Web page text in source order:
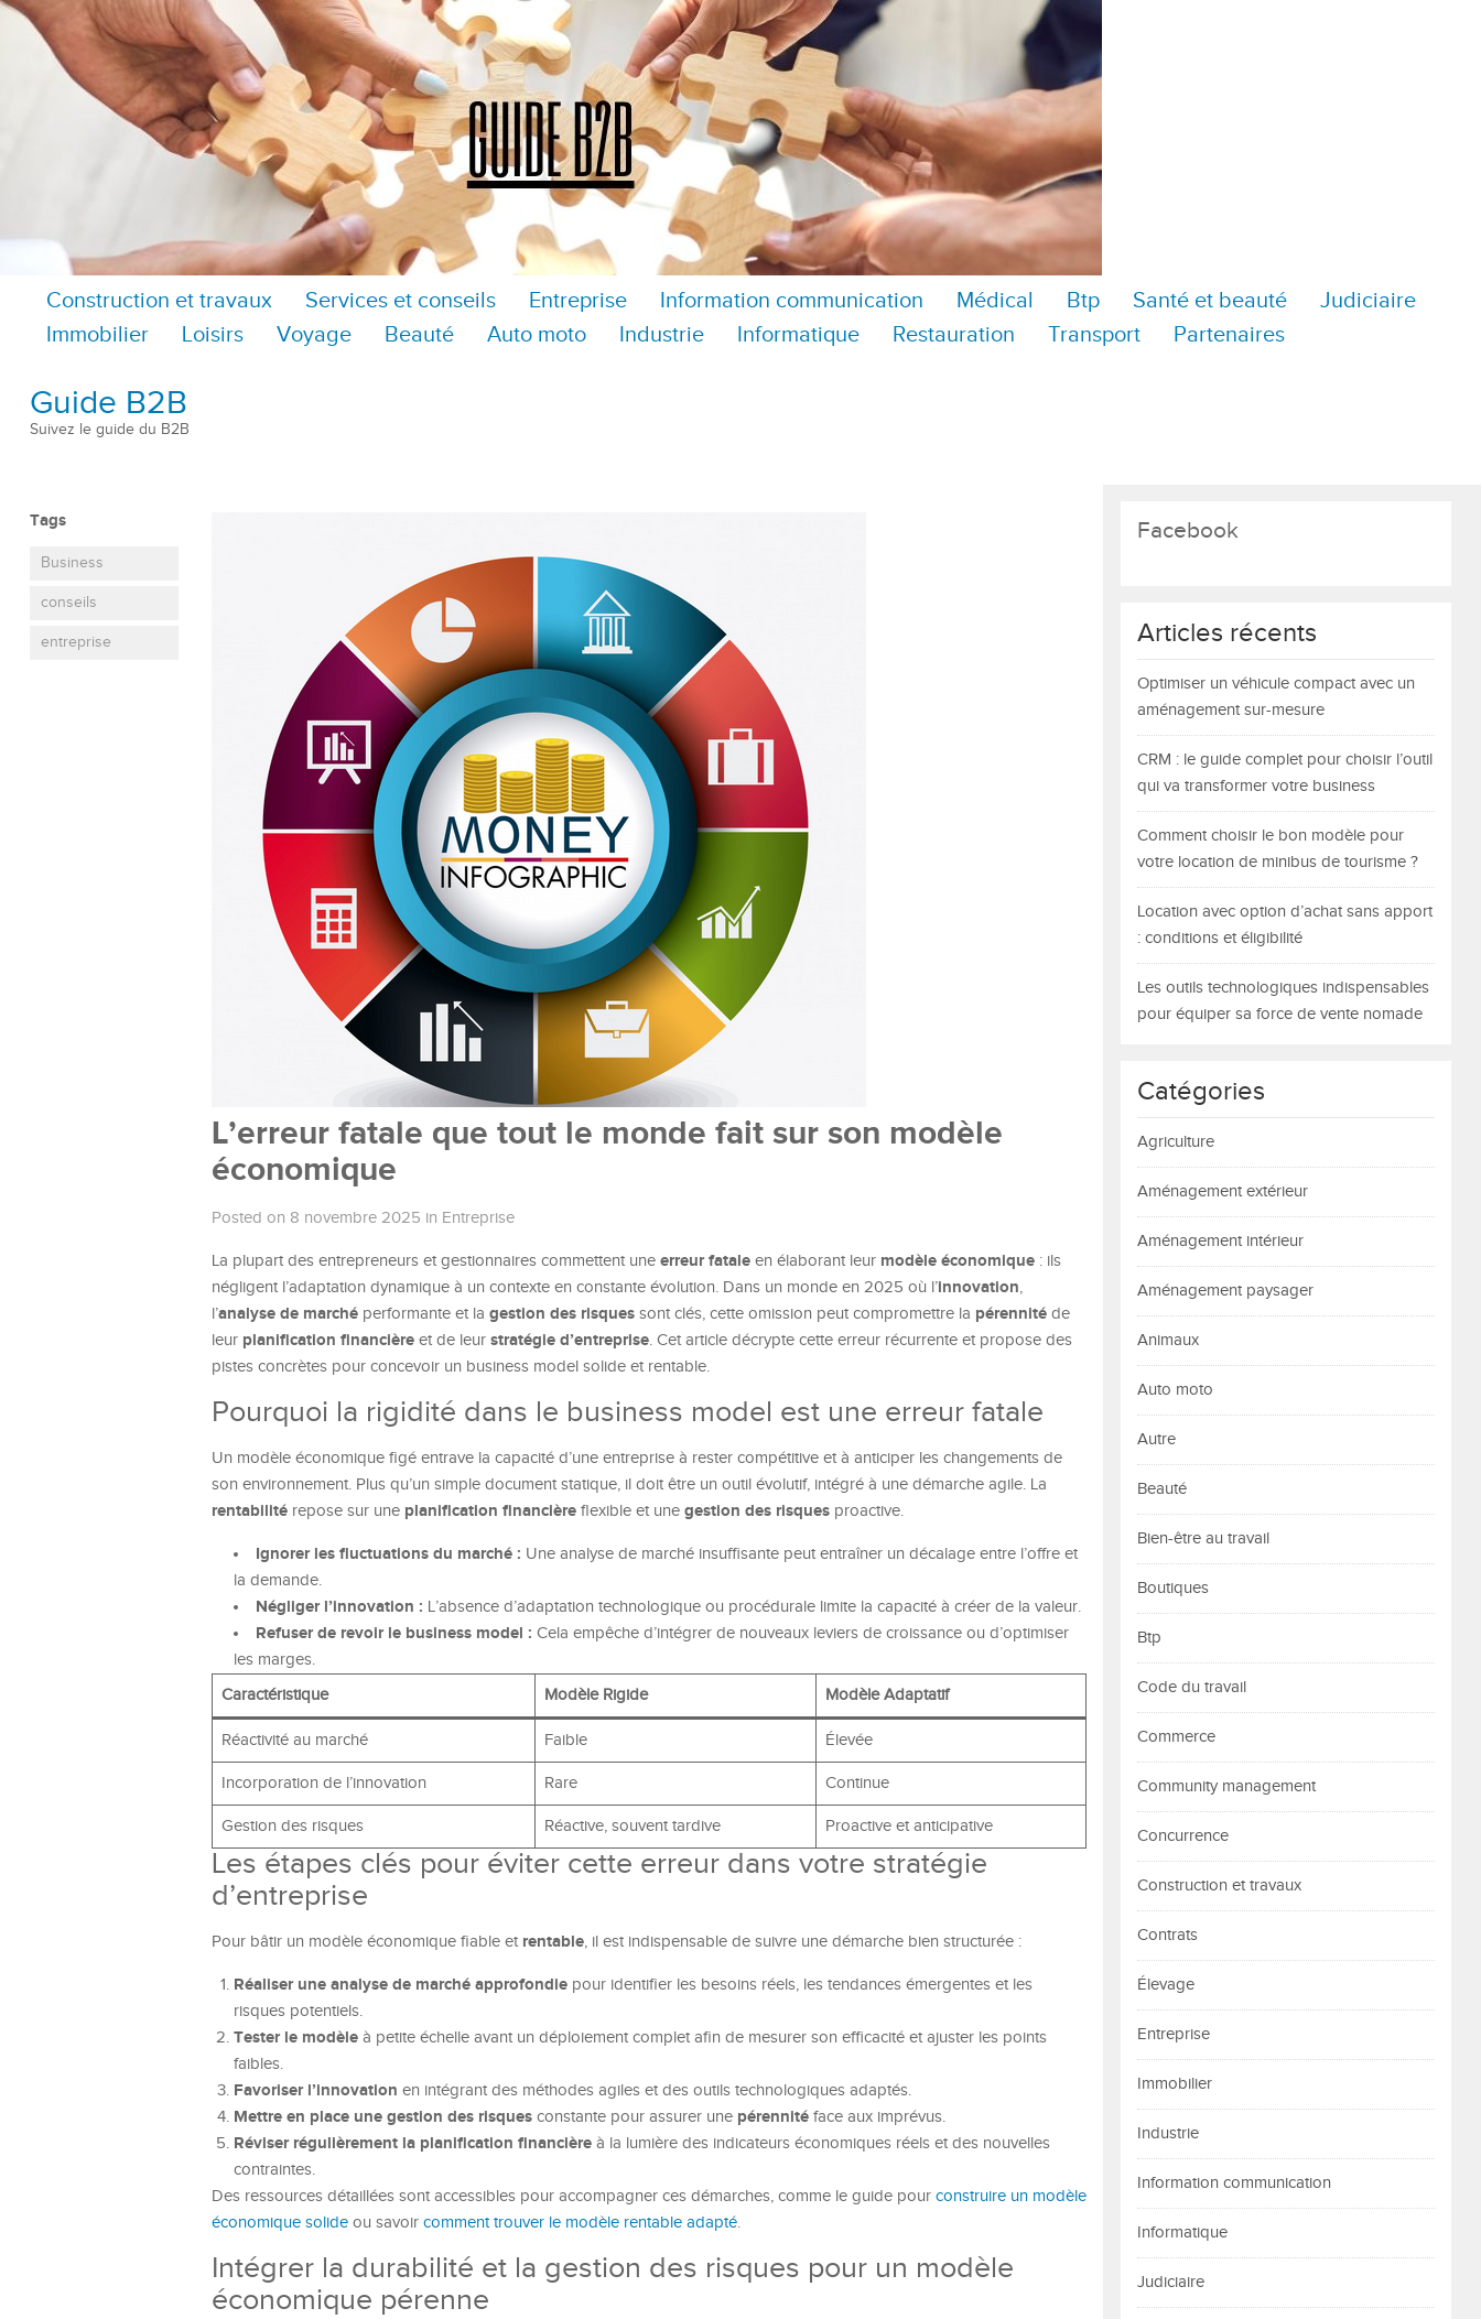
Construction et travaux Services et conseils Entreprise Information communication Médical Btp Santé et beauté
Judiciaire
Immobilier
Loisirs Voyage Beauté Auto moto Industrie Informatique Restauration Transport Partenaires
Guide B2B
Suivez le guide du B2B
Tags
Business
conseils
entreprise
L’erreur fatale que tout le monde fait sur son modèle
économique
Posted on 8 novembre 2025 in Entreprise
La plupart des entrepreneurs et gestionnaires commettent une erreur fatale en élaborant leur modèle économique : ils
négligent l’adaptation dynamique à un contexte en constante évolution. Dans un monde en 2025 où l’innovation,
l’analyse de marché performante et la gestion des risques sont clés, cette omission peut compromettre la pérennité de
leur planification financière et de leur stratégie d’entreprise. Cet article décrypte cette erreur récurrente et propose des
pistes concrètes pour concevoir un business model solide et rentable.
Pourquoi la rigidité dans le business model est une erreur fatale
Un modèle économique figé entrave la capacité d’une entreprise à rester compétitive et à anticiper les changements de
son environnement. Plus qu’un simple document statique, il doit être un outil évolutif, intégré à une démarche agile. La
rentabilité repose sur une planification financière flexible et une gestion des risques proactive.
Ignorer les fluctuations du marché : Une analyse de marché insuffisante peut entraîner un décalage entre l’offre et
la demande.
Négliger l’innovation : L’absence d’adaptation technologique ou procédurale limite la capacité à créer de la valeur.
Refuser de revoir le business model : Cela empêche d’intégrer de nouveaux leviers de croissance ou d’optimiser
les marges.
Caractéristique
Modèle Rigide Modèle Adaptatif
Réactivité au marché Faible Élevée
Incorporation de l’innovation Rare Continue
Gestion des risques Réactive, souvent tardive Proactive et anticipative
Les étapes clés pour éviter cette erreur dans votre stratégie
d’entreprise
Pour bâtir un modèle économique fiable et rentable, il est indispensable de suivre une démarche bien structurée :
Réaliser une analyse de marché approfondie pour identifier les besoins réels, les tendances émergentes et les
risques potentiels.
Tester le modèle à petite échelle avant un déploiement complet afin de mesurer son efficacité et ajuster les points
faibles.
Favoriser l’innovation en intégrant des méthodes agiles et des outils technologiques adaptés.
Mettre en place une gestion des risques constante pour assurer une pérennité face aux imprévus.
Réviser régulièrement la planification financière à la lumière des indicateurs économiques réels et des nouvelles
contraintes.
Des ressources détaillées sont accessibles pour accompagner ces démarches, comme le guide pour construire un modèle
économique solide ou savoir comment trouver le modèle rentable adapté.
Intégrer la durabilité et la gestion des risques pour un modèle
économique pérenne
Facebook
Articles récents
Optimiser un véhicule compact avec un
aménagement sur-mesure
CRM : le guide complet pour choisir l’outil
qui va transformer votre business
Comment choisir le bon modèle pour
votre location de minibus de tourisme ?
Location avec option d’achat sans apport
: conditions et éligibilité
Les outils technologiques indispensables
pour équiper sa force de vente nomade
Catégories
Agriculture
Aménagement extérieur
Aménagement intérieur
Aménagement paysager
Animaux
Auto moto
Autre
Beauté
Bien-être au travail
Boutiques
Btp
Code du travail
Commerce
Community management
Concurrence
Construction et travaux
Contrats
Élevage
Entreprise
Immobilier
Industrie
Information communication
Informatique
Judiciaire